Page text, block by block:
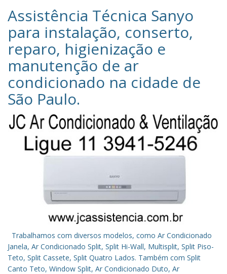
Assistência Técnica Sanyo‎
para instalação, conserto,
reparo, higienização e
manutenção de ar
condicionado na cidade de
São Paulo.
Trabalhamos com diversos modelos, como Ar Condicionado
Janela, Ar Condicionado Split, Split Hi-Wall, Multisplit, Split Piso-
Teto, Split Cassete, Split Quatro Lados. Também com Split
Canto Teto, Window Split, Ar Condicionado Duto, Ar